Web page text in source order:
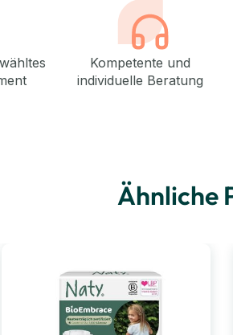
Kompetente und
individuelle Beratung
Ähnliche